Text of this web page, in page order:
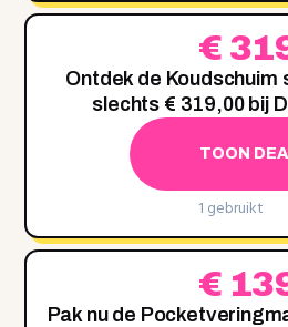
€
Ontdek de
slechts € 319,00 bij
TOON
1 gebruikt
€
Pak nu de